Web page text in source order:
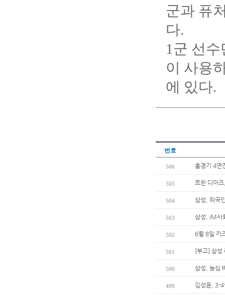
군과 퓨
다.
1 군 선
이 사용
에 있다.
번호
506 홈경기 4연
505 르윈 디아
504 삼성, 외국
503 삼성, iM사
502 6월 8일 키
501 [부고] 삼성
500 삼성, 농심
499 김성윤, 3-